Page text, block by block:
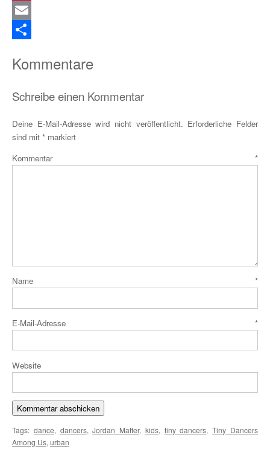
Pinterest
Email
Kommentare
Schreibe einen Kommentar
Deine E-Mail-Adresse wird nicht veröffentlicht. Erforderliche Felder
sind mit * markiert
Kommentar *
Name *
E-Mail-Adresse *
Website
Tags: dance, dancers,Jordan Matter, kids, tiny dancers,Tiny Dancers
Among Us, urban